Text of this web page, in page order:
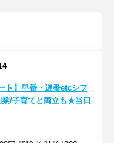
ト】早番・遅番etcシフ
/子育てと両立も★当日